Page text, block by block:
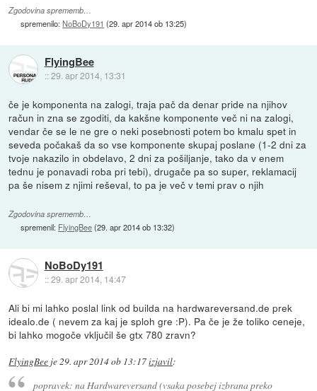
Zgodovina sprememb…
spremenilo:NoBoDy191 (29. apr 2014 ob 13:25)
FlyingBee
::29. apr 2014, 13:31
če je komponenta na zalogi, traja pač da denar pride na njihov
račun in zna se zgoditi, da kakšne komponente več ni na zalogi,
vendar če se le ne gre o neki posebnosti potem bo kmalu spet in
seveda počakaš da so vse komponente skupaj poslane (1-2 dni za
tvoje nakazilo in obdelavo, 2 dni za pošiljanje, tako da v enem
tednu je ponavadi roba pri tebi), drugače pa so super, reklamacij
pa še nisem z njimi reševal, to pa je več v temi prav o njih
Zgodovina sprememb…
spremenil: FlyingBee(29. apr 2014 ob 13:32)
NoBoDy191
::29. apr 2014, 14:47
Ali bi mi lahko poslal link od builda na hardwareversand.de prek
idealo.de ( nevem za kaj je sploh gre :P). Pa če je že toliko ceneje,
bi lahko mogoče vključil še gtx 780 zravn?
FlyingBee je29. apr 2014 ob 13:17izjavil:
popravek: na Hardwareversand (vsaka posebej izbrana preko